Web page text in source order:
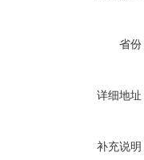
省份
详细地址
补充说明